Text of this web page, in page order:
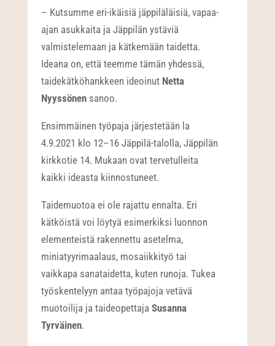
– Kutsumme eri-ikäisiä jäppiläläisiä, vapaa-
ajan asukkaita ja Jäppilän ystäviä
valmistelemaan ja kätkemään taidetta.
Ideana on, että teemme tämän yhdessä,
taidekätköhankkeen ideoinut Netta
Nyyssönen sanoo.
Ensimmäinen työpaja järjestetään la
4.9.2021 klo 12–16 Jäppilä-talolla, Jäppilän
kirkkotie 14. Mukaan ovat tervetulleita
kaikki ideasta kiinnostuneet.
Taidemuotoa ei ole rajattu ennalta. Eri
kätköistä voi löytyä esimerkiksi luonnon
elementeistä rakennettu asetelma,
miniatyyrimaalaus, mosaiikkityö tai
vaikkapa sanataidetta, kuten runoja. Tukea
työskentelyyn antaa työpajoja vetävä
muotoilija ja taideopettajaSusanna
Tyrväinen.